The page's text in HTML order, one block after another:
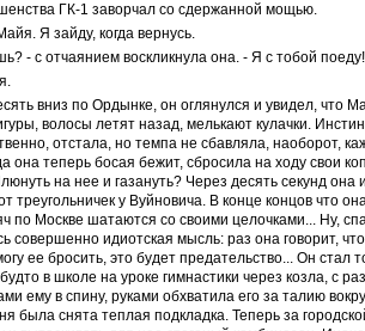
ГК-1 заворчал со сдержанной мощью.
Я зайду, когда вернусь.
- с отчаянием воскликнула она. - Я с тобой
вниз по Ордынке, он оглянулся и увидел, что
волосы летят назад, мелькают кулачки.
отстала, но темпа не сбавляла, наоборот,
она теперь босая бежит, сбросила на ходу свои
на нее и газануть? Через десять секунд она
треугольничек у Вуйновича. В конце концов что
по Москве шатаются со своими целочками... Ну,
совершенно идиотская мысль: раз она говорит,
ее бросить, это будет предательство... Он стал
в школе на уроке гимнастики через козла, с
ему в спину, руками обхватила его за талию
была снята теплая подкладка. Теперь за